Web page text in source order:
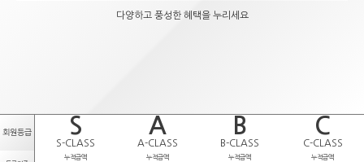
다양하고 풍성한 혜택을 누리세요
회원등급 S A B C
S-CLASS A-CLASS B-CLASS C-CLASS
누적금액 누적금액 누적금액 누적금액